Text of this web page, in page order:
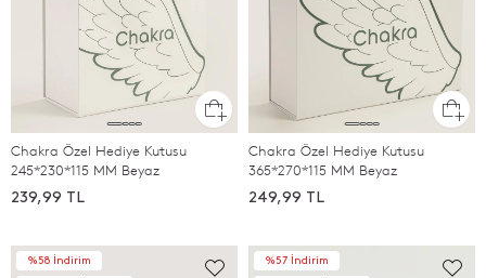
Chakra Özel Hediye Kutusu
245*230*115 MM Beyaz
239,99 TL
Chakra Özel Hediye Kutusu
365*270*115 MM Beyaz
249,99 TL
%58 İndirim %57 İndirim